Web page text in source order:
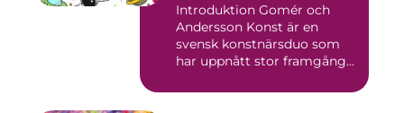
Introduktion Gomér och
Andersson Konst är en
svensk konstnärsduo som
har uppnått stor framgång